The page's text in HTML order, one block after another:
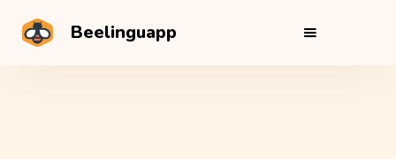
Beelinguapp